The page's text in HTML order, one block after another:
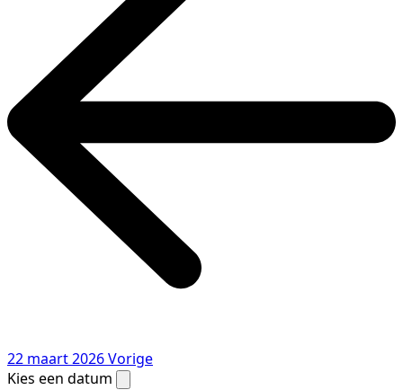
22 maart 2026Vorige
Kies een datum